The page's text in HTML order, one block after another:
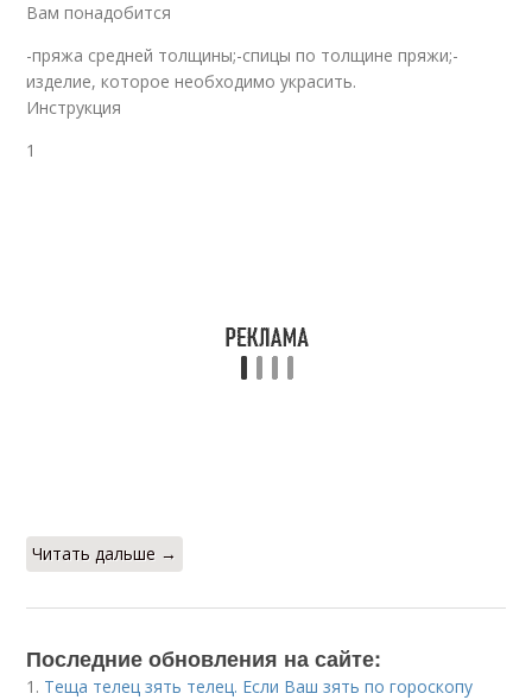
Вам понадобится
-пряжа средней толщины;-спицы по толщине пряжи;-
изделие, которое необходимо украсить.
Инструкция
1
Читать дальше →
Последние обновления на сайте:
1. Теща телец зять телец. Если Ваш зять по гороскопу